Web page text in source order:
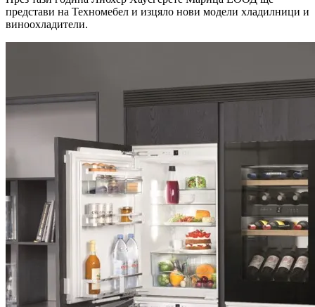
представи на Техномебел и изцяло нови модели хладилници и
виноохладители.